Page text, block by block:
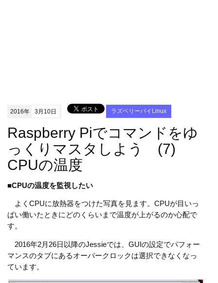
2016年 3月10日 ラズベリーパイLinux
Raspberry Piでコマンドをゆ
っくりマスタしよう (7)
CPUの温度
■CPUの温度を監視したい
よくCPUに放熱器をつけた写真を見ます。CPUが目いっ
ぱい働いたときにどのくらいまで温度が上がるのか心配で
す。
2016年2月26日以降のJessieでは、GUIの設定でパフォー
マンスのタブにあるオーバークロックは選択できなくなっ
ています。